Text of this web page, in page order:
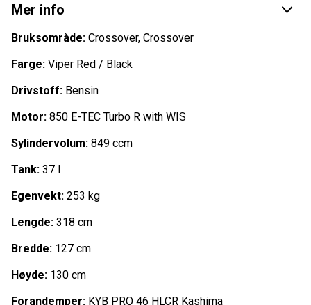
fjæring bak som bidrar til god kjørekomfort på lange og
informasjon!
Om merket
Lynx er et finsk snøscootermerke som ble grunnlagt i 1984
av Valmet Automotive. Selskapet ble kjøpt opp av
snøscootere produseres i Rovaniemi i Finland.
Lynx er kjent for sine banebrytende teknologier, som
RAS-fjæringssystem
SilentDrive-dempersystem
Ergo-Fit-seter
Switchback-chassis
Mer info
Bruksområde: Crossover, Crossover
Farge: Viper Red / Black
Drivstoff: Bensin
Motor: 850 E-TEC Turbo R with WIS
Sylindervolum: 849 ccm
Tank: 37 l
Egenvekt: 253 kg
Lengde: 318 cm
Bredde: 127 cm
Høyde: 130 cm
Forandemper: KYB PRO 46 HLCR Kashima